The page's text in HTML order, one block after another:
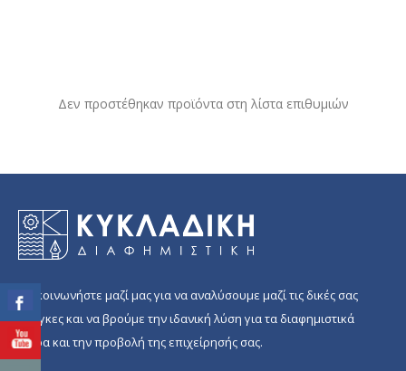
Δεν προστέθηκαν προϊόντα στη λίστα επιθυμιών
Επικοινωνήστε μαζί μας για να αναλύσουμε μαζί τις δικές σας
ανάγκες και να βρούμε την ιδανική λύση για τα διαφημιστικά
δώρα και την προβολή της επιχείρησής σας.